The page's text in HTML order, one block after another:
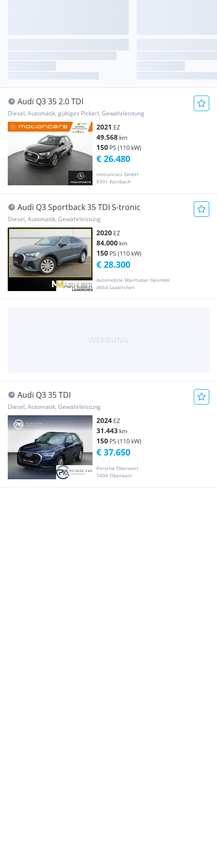
Audi Q3 35 2.0 TDI
Diesel, Automatik, gültiges Pickerl, Gewährleistung
2021 EZ
49.568 km
150 PS (110 kW)
motioncars GmbH
8301 Kainbach
€ 26.480
Audi Q3 Sportback 35 TDI S-tronic
Diesel, Automatik, Gewährleistung
2020 EZ
84.000 km
150 PS (110 kW)
Automobile Mairhuber GesmbH
4664 Laakirchen
€ 28.300
Audi Q3 35 TDI
Diesel, Automatik, Gewährleistung
2024 EZ
31.443 km
150 PS (110 kW)
Porsche Oberwart
7400 Oberwart
€ 37.650